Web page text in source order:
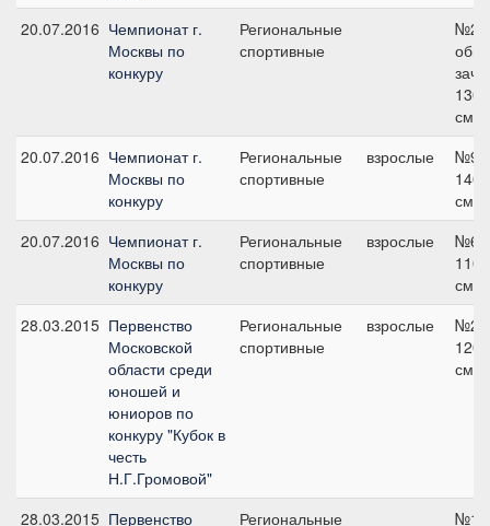
20.07.2016 Чемпионат г.
Москвы по
конкуру
Региональные
спортивные
№2
130
см
20.07.2016 Чемпионат г.
Москвы по
конкуру
Региональные
спортивные
взрослые
№9,
140
см
20.07.2016 Чемпионат г.
Москвы по
конкуру
Региональные
спортивные
взрослые
№6,
110
см
28.03.2015 Первенство
Московской
области среди
юношей и
юниоров по
конкуру "Кубок в
честь
Н.Г.Громовой"
Региональные
спортивные
взрослые
№2,
120
см
28.03.2015 Первенство
Региональные
№1